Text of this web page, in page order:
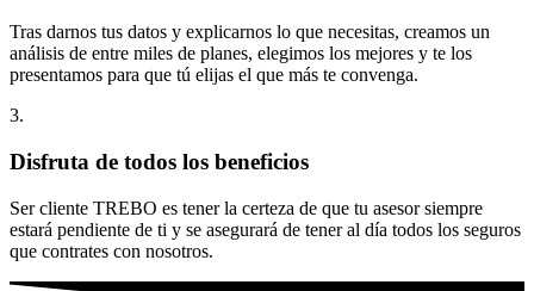
Tras darnos tus datos y explicarnos lo que necesitas, creamos un
análisis de entre miles de planes, elegimos los mejores y te los
presentamos para que tú elijas el que más te convenga.
3.
Disfruta de todos los beneficios
Ser cliente TREBO es tener la certeza de que tu asesor siempre
estará pendiente de ti y se asegurará de tener al día todos los seguros
que contrates con nosotros.